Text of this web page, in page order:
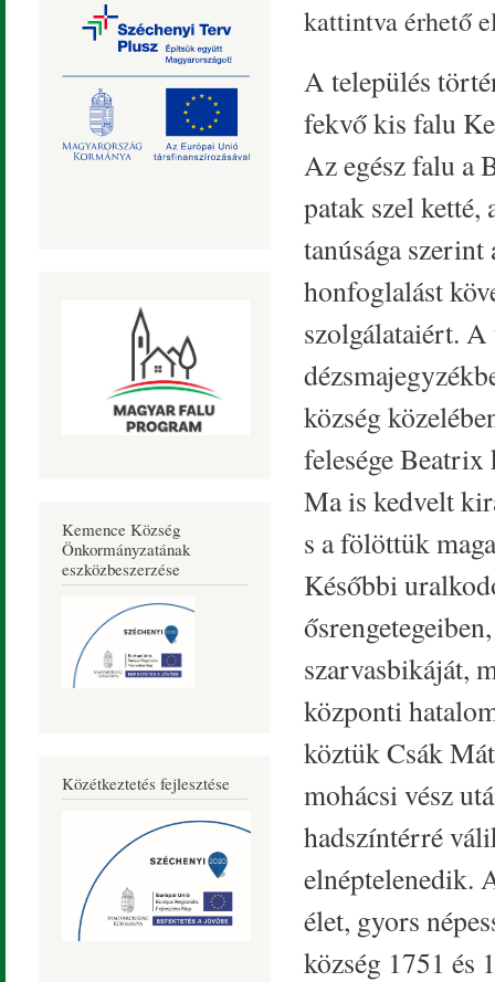
Kemence Község
Önkormányzatának
eszközbeszerzése
Közétkeztetés fejlesztése
kattintva érhető
A település
fekvő kis falu
Az egész falu a
patak szel
tanúsága
honfoglalást
szolgálataiért. A
község
felesége Beatrix
Ma is kedvelt
s a fölöttük
Későbbi
szarvasbikáját,
központi
köztük Csák
mohácsi vész
hadszíntérré
elnéptelenedik.
élet, gyors
község 1751 és